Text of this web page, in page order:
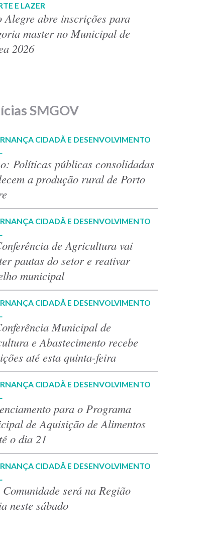
E LAZER
Alegre abre inscrições para
master no Municipal de
2026
SMGOV
CIDADÃ E DESENVOLVIMENTO
Políticas públicas consolidadas
a produção rural de Porto
CIDADÃ E DESENVOLVIMENTO
de Agricultura vai
pautas do setor e reativar
municipal
CIDADÃ E DESENVOLVIMENTO
Municipal de
e Abastecimento recebe
até esta quinta-feira
CIDADÃ E DESENVOLVIMENTO
para o Programa
de Aquisição de Alimentos
o dia 21
CIDADÃ E DESENVOLVIMENTO
será na Região
neste sábado